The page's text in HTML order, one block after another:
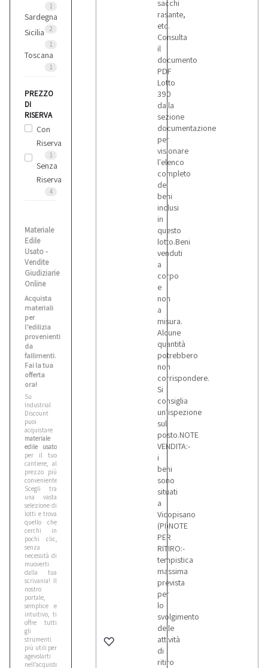
1
Sardegna
2
Sicilia
1
Toscana
1
PREZZO
DI
RISERVA
Con
Riserva
1
Senza
Riserva
4
Materiale
Edile
Usato -
Vendite
Giudiziarie
Online
Acquista
materiali
per
l’edilizia
provenienti
da
fallimenti.
Fai la tua
offerta
ora!
Su
Industrial
Discount
puoi
acquistare
materiale
edile usato
per il tuo
cantiere, al
prezzo più
conveniente.
Scegli tra
una vasta
selezione di
lotti e trova
quello che
cerchi in
pochi clic,
senza
necessità di
muoverti
dalla tua
scrivania! Il
nostro
portale,
semplice e
intuitivo, ti
offre tutti
gli
strumenti
più utili per
agevolarti
nell’acquisto:
sacchi
rasante,
etc.
Consulta
il
documento
PDF
Lotto
390
dalla
sezione
documentazione
per
visionare
l'elenco
completo
dei
beni
inclusi
in
questo
lotto.Beni
venduti
a
corpo
e
non
a
misura.
Alcune
quantità
potrebbero
non
corrispondere.
Si
consiglia
un’ispezione
sul
posto.NOTE
VENDITA:-
i
beni
sono
situati
a
Vicopisano
(PI)NOTE
PER
RITIRO:-
tempistica
massima
prevista
per
lo
svolgimento
delle
attività
di
ritiro